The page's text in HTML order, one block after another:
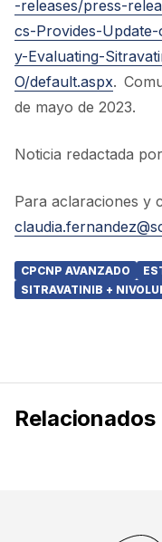
-releases/press-
cs-Provides-
y-Evaluating-
O/default.aspx.
de mayo de 2023.
Noticia redactada
Para aclaraciones y
CPCNP AVANZADO
SITRAVATINIB +
Relacionados